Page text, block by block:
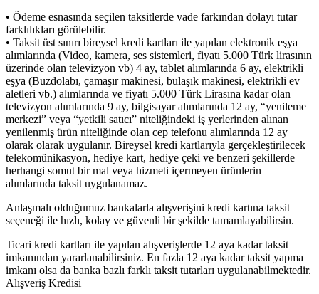
• Ödeme esnasında seçilen taksitlerde vade farkından dolayı tutar
farklılıkları görülebilir.
• Taksit üst sınırı bireysel kredi kartları ile yapılan elektronik eşya
alımlarında (Video, kamera, ses sistemleri, fiyatı 5.000 Türk lirasının
üzerinde olan televizyon vb) 4 ay, tablet alımlarında 6 ay, elektrikli
eşya (Buzdolabı, çamaşır makinesi, bulaşık makinesi, elektrikli ev
aletleri vb.) alımlarında ve fiyatı 5.000 Türk Lirasına kadar olan
televizyon alımlarında 9 ay, bilgisayar alımlarında 12 ay, “yenileme
merkezi” veya “yetkili satıcı” niteliğindeki iş yerlerinden alınan
yenilenmiş ürün niteliğinde olan cep telefonu alımlarında 12 ay
olarak olarak uygulanır. Bireysel kredi kartlarıyla gerçekleştirilecek
telekomünikasyon, hediye kart, hediye çeki ve benzeri şekillerde
herhangi somut bir mal veya hizmeti içermeyen ürünlerin
alımlarında taksit uygulanamaz.
Anlaşmalı olduğumuz bankalarla alışverişini kredi kartına taksit
seçeneği ile hızlı, kolay ve güvenli bir şekilde tamamlayabilirsin.
Ticari kredi kartları ile yapılan alışverişlerde 12 aya kadar taksit
imkanından yararlanabilirsiniz. En fazla 12 aya kadar taksit yapma
imkanı olsa da banka bazlı farklı taksit tutarları uygulanabilmektedir.
Alışveriş Kredisi